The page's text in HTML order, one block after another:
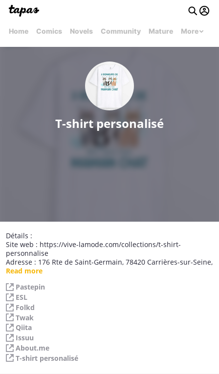
Home Comics Novels Community Mature More
T-shirt personalisé
Détails :
Site web : https://vive-lamode.com/collections/t-shirt-
personnalise
Adresse : 176 Rte de Saint-Germain, 78420 Carrières-sur-Seine,
Paris
shirtpersonalisé, #t-shirtpersonnalisépourhomme, #t-
shirtpersonnalisépourfemme, #t-shirtpersonnalisépourenfant,
#t-shirtpersonnalisépourcadeau, #t-shirt
personnalisépourpapa, #t-shirt personnalisépourmaman
Read more
Pastepin
ESL
Folkd
Twak
Qiita
Issuu
About.me
T-shirt personalisé